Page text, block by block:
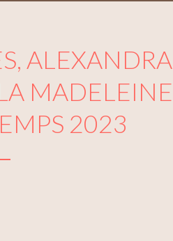
ALEXANDRA
MADELEINE
2023